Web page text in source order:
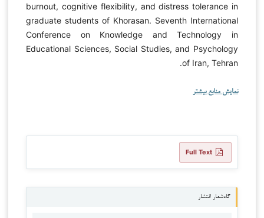
burnout, cognitive flexibility, and distress tolerance in
graduate students of Khorasan. Seventh International
Conference on Knowledge and Technology in
Educational Sciences, Social Studies, and Psychology
of Iran, Tehran.
نمایش منابع بیشتر
Full Text
گاه‌شمار انتشار